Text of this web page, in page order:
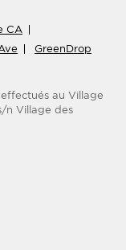
CA
GreenDrop
au Village
n Village des